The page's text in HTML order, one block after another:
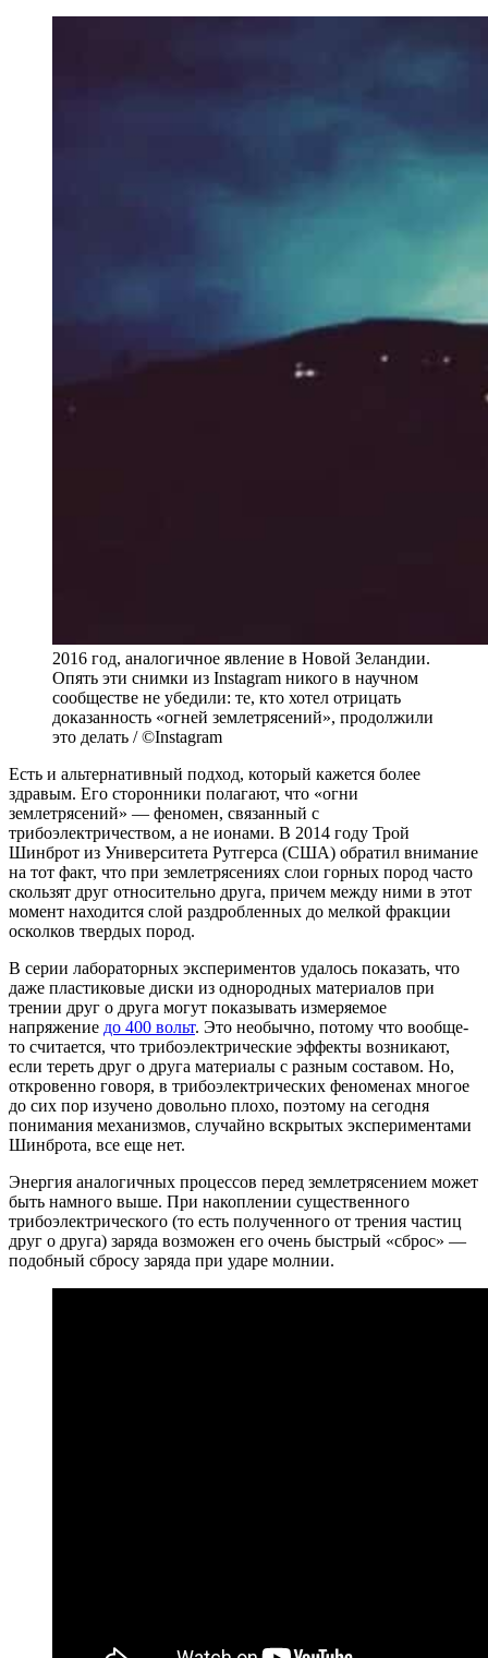
2016 год, аналогичное явление в Новой Зеландии.
Опять эти снимки из Instagram никого в научном
сообществе не убедили: те, кто хотел отрицать
доказанность «огней землетрясений», продолжили
это делать / ©Instagram
Есть и альтернативный подход, который кажется более
здравым. Его сторонники полагают, что «огни
землетрясений» — феномен, связанный с
трибоэлектричеством, а не ионами. В 2014 году Трой
Шинброт из Университета Рутгерса (США) обратил внимание
на тот факт, что при землетрясениях слои горных пород часто
скользят друг относительно друга, причем между ними в этот
момент находится слой раздробленных до мелкой фракции
осколков твердых пород.
В серии лабораторных экспериментов удалось показать, что
даже пластиковые диски из однородных материалов при
трении друг о друга могут показывать измеряемое
напряжение до 400 вольт. Это необычно, потому что вообще-
то считается, что трибоэлектрические эффекты возникают,
если тереть друг о друга материалы с разным составом. Но,
откровенно говоря, в трибоэлектрических феноменах многое
до сих пор изучено довольно плохо, поэтому на сегодня
понимания механизмов, случайно вскрытых экспериментами
Шинброта, все еще нет.
Энергия аналогичных процессов перед землетрясением может
быть намного выше. При накоплении существенного
трибоэлектрического (то есть полученного от трения частиц
друг о друга) заряда возможен его очень быстрый «сброс» —
подобный сбросу заряда при ударе молнии.